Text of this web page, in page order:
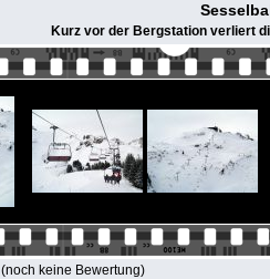
Kurz vor der Bergstation verliert
(noch keine Bewertung)